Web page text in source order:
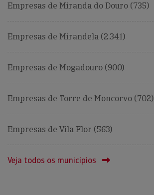
Empresas de Miranda do Douro (735)
Empresas de Mirandela (2.341)
Empresas de Mogadouro (900)
Empresas de Torre de Moncorvo (702)
Empresas de Vila Flor (563)
Veja todos os municípios